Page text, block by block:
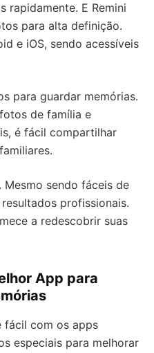
rapidamente. E Remini
para alta definição.
e iOS, sendo acessíveis
para guardar memórias.
de família e
é fácil compartilhar
Mesmo sendo fáceis de
profissionais.
a redescobrir suas
App para
fácil com os apps
especiais para melhorar